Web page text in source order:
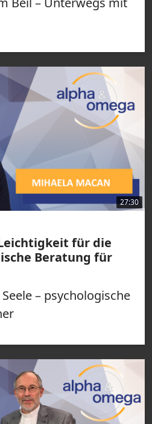
27:30
für die
Beratung für
– psychologische